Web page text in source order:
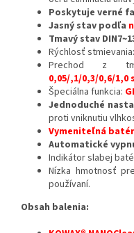
Poskytuje verné
Jasný stav podľa
Tmavý stav DIN
Rýchlosť stmievania:
Prechod z
0,05/,1/0,3/0,6/1,0
Špeciálna funkcia:
Jednoduché
proti vniknutiu
Vymeniteľná
Automatické
Indikátor slabej
Nízka hmotnosť
používaní.
Obsah balenia: